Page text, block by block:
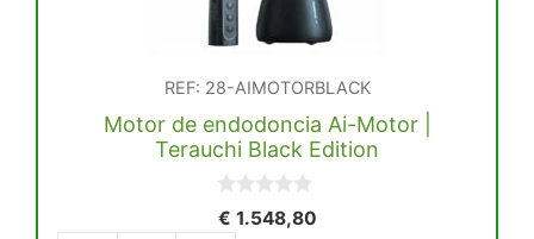
REF: 28-AIMOTORBLACK
Motor de endodoncia Ai-Motor |
Terauchi Black Edition
0
d
€ 1.548,80